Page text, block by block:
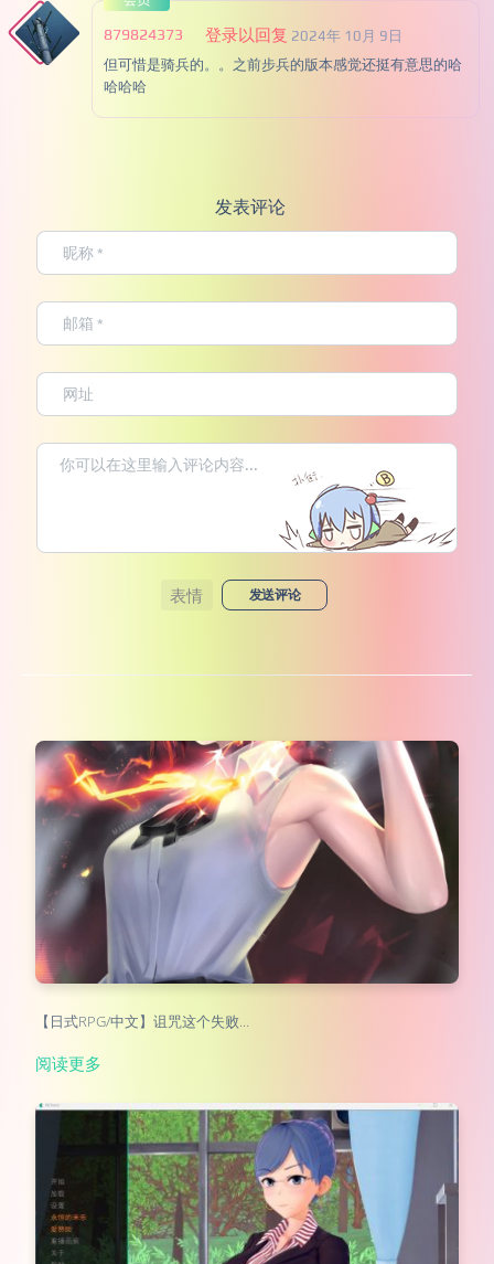
登录以回复
879824373
2024年 10月 9日
但可惜是骑兵的。。之前步兵的版本感觉还挺有意思的哈
哈哈哈
发表评论
表情 发送评论
【日式RPG/中文】诅咒这个失败…
阅读更多